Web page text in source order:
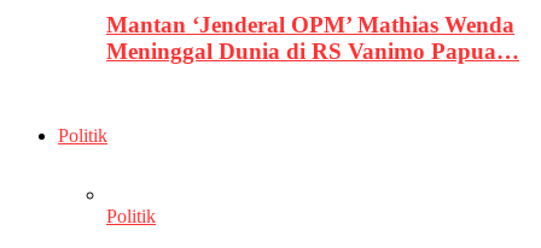
Mantan ‘Jenderal OPM’ Mathias Wenda
Meninggal Dunia di RS Vanimo Papua…
Politik
Politik